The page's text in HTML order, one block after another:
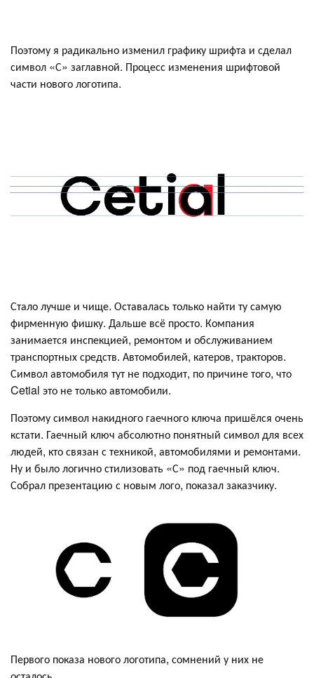
Поэтому я радикально изменил графику шрифта и сделал
символ «С» заглавной. Процесс изменения шрифтовой
части нового логотипа.
Стало лучше и чище. Оставалась только найти ту самую
фирменную фишку. Дальше всё просто. Компания
занимается инспекцией, ремонтом и обслуживанием
транспортных средств. Автомобилей, катеров, тракторов.
Символ автомобиля тут не подходит, по причине того, что
Cetial это не только автомобили.
Поэтому символ накидного гаечного ключа пришёлся очень
кстати. Гаечный ключ абсолютно понятный символ для всех
людей, кто связан с техникой, автомобилями и ремонтами.
Ну и было логично стилизовать «С» под гаечный ключ.
Собрал презентацию с новым лого, показал заказчику.
Первого показа нового логотипа, сомнений у них не